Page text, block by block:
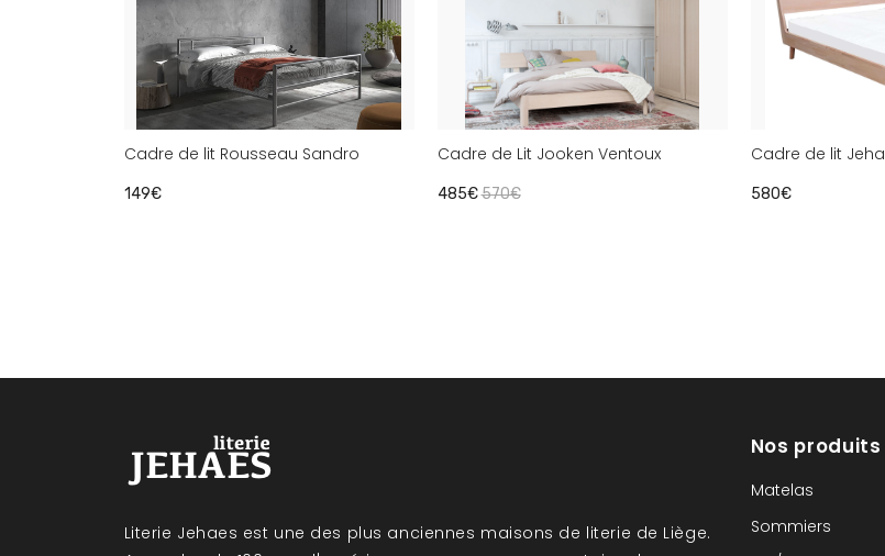
Cadre de lit Rousseau Sandro
149€
Cadre de Lit Jooken Ventoux
485€570€
Cadre de lit
580€
Literie Jehaes est une des plus anciennes maisons de literie de Liège.
Nos produits
Matelas
Sommiers